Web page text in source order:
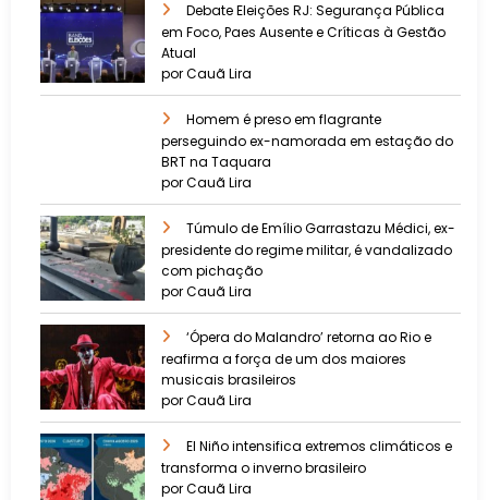
Debate Eleições RJ: Segurança Pública
em Foco, Paes Ausente e Críticas à Gestão
Atual
por Cauã Lira
Homem é preso em flagrante
perseguindo ex-namorada em estação do
BRT na Taquara
por Cauã Lira
Túmulo de Emílio Garrastazu Médici, ex-
presidente do regime militar, é vandalizado
com pichação
por Cauã Lira
‘Ópera do Malandro’ retorna ao Rio e
reafirma a força de um dos maiores
musicais brasileiros
por Cauã Lira
El Niño intensifica extremos climáticos e
transforma o inverno brasileiro
por Cauã Lira